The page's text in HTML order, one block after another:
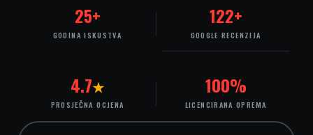
25+
GODINA ISKUSTVA
122+
GOOGLE RECENZIJA
4.7★
PROSJEČNA OCJENA
100%
LICENCIRANA OPREMA